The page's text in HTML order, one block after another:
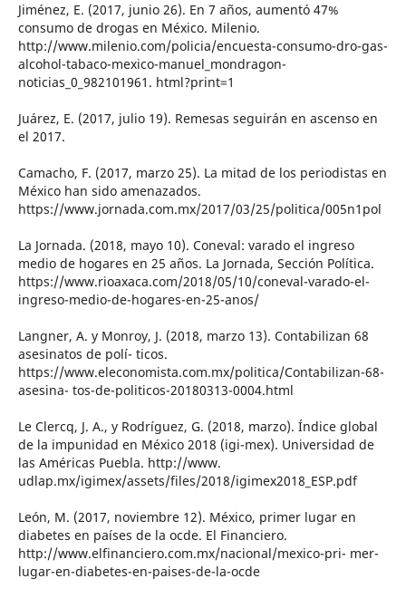
Jiménez, E. (2017, junio 26). En 7 años, aumentó 47%
consumo de drogas en México. Milenio.
http://www.milenio.com/policia/encuesta-consumo-dro-gas-
alcohol-tabaco-mexico-manuel_mondragon-
noticias_0_982101961. html?print=1
Juárez, E. (2017, julio 19). Remesas seguirán en ascenso en
el 2017.
Camacho, F. (2017, marzo 25). La mitad de los periodistas en
México han sido amenazados.
https://www.jornada.com.mx/2017/03/25/politica/005n1pol
La Jornada. (2018, mayo 10). Coneval: varado el ingreso
medio de hogares en 25 años. La Jornada, Sección Política.
https://www.rioaxaca.com/2018/05/10/coneval-varado-el-
ingreso-medio-de-hogares-en-25-anos/
Langner, A. y Monroy, J. (2018, marzo 13). Contabilizan 68
asesinatos de polí- ticos.
https://www.eleconomista.com.mx/politica/Contabilizan-68-
asesina- tos-de-politicos-20180313-0004.html
Le Clercq, J. A., y Rodríguez, G. (2018, marzo). Índice global
de la impunidad en México 2018 (igi-mex). Universidad de
las Américas Puebla. http://www.
udlap.mx/igimex/assets/files/2018/igimex2018_ESP.pdf
León, M. (2017, noviembre 12). México, primer lugar en
diabetes en países de la ocde. El Financiero.
http://www.elfinanciero.com.mx/nacional/mexico-pri- mer-
lugar-en-diabetes-en-paises-de-la-ocde